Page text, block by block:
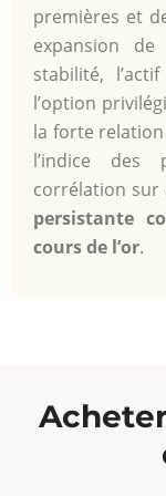
premières et
expansion
stabilité,
l’option
la forte
l’indice
corrélation sur
persistante
cours de l’or.